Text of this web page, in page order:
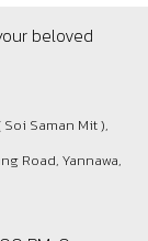
beloved
Saman Mit ),
Road, Yannawa,